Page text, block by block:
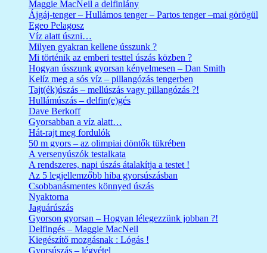
Maggie MacNeil a delfinlány
Ájgáj-tenger – Hullámos tenger – Partos tenger –mai görögül
Egeo Pelagosz
Víz alatt úszni…
Milyen gyakran kellene ússzunk ?
Mi történik az emberi testtel úszás közben ?
Hogyan ússzunk gyorsan kényelmesen – Dan Smith
Kelíz meg a sós víz – pillangózás tengerben
Tajt(ék)úszás – mellúszás vagy pillangózás ?!
Hullámúszás – delfin(e)gés
Dave Berkoff
Gyorsabban a víz alatt…
Hát-rajt meg fordulók
50 m gyors – az olimpiai döntők tükrében
A versenyúszók testalkata
A rendszeres, napi úszás átalakítja a testet !
Az 5 legjellemzőbb hiba gyorsúszásban
Csobbanásmentes könnyed úszás
Nyaktorna
Jaguárúszás
Gyorson gyorsan – Hogyan lélegezzünk jobban ?!
Delfingés – Maggie MacNeil
Kiegészítő mozgásnak : Lógás !
Gyorsúszás – légvétel